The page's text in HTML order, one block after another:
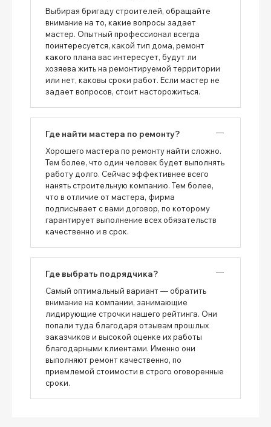
Выбирая бригаду строителей, обращайте
внимание на то, какие вопросы задает
мастер. Опытный профессионал всегда
поинтересуется, какой тип дома, ремонт
какого плана вас интересует, будут ли
хозяева жить на ремонтируемой территории
или нет, каковы сроки работ. Если мастер не
задает вопросов, стоит насторожиться.
Где найти мастера по ремонту?
Хорошего мастера по ремонту найти сложно.
Тем более, что один человек будет выполнять
работу долго. Сейчас эффективнее всего
нанять строительную компанию. Тем более,
что в отличие от мастера, фирма
подписывает с вами договор, по которому
гарантирует выполнение всех обязательств
качественно и в срок.
Где выбрать подрядчика?
Самый оптимальный вариант — обратить
внимание на компании, занимающие
лидирующие строчки нашего рейтинга. Они
попали туда благодаря отзывам прошлых
заказчиков и высокой оценке их работы
благодарными клиентами. Именно они
выполняют ремонт качественно, по
приемлемой стоимости в строго оговоренные
сроки.